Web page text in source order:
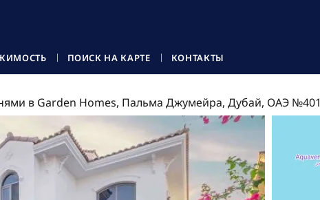
ПОИСК НА КАРТЕ КОНТАКТЫ
в Garden Homes, Пальма Джумейра, Дубай, ОАЭ №401